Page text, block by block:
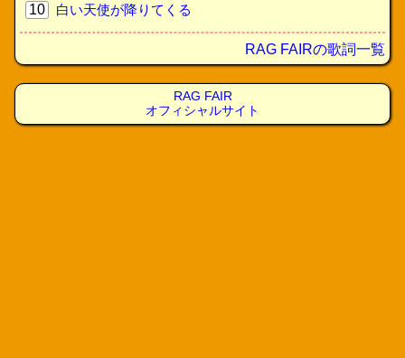
10
白い天使が降りてくる
RAG FAIRの歌詞一覧
RAG FAIR
オフィシャルサイト